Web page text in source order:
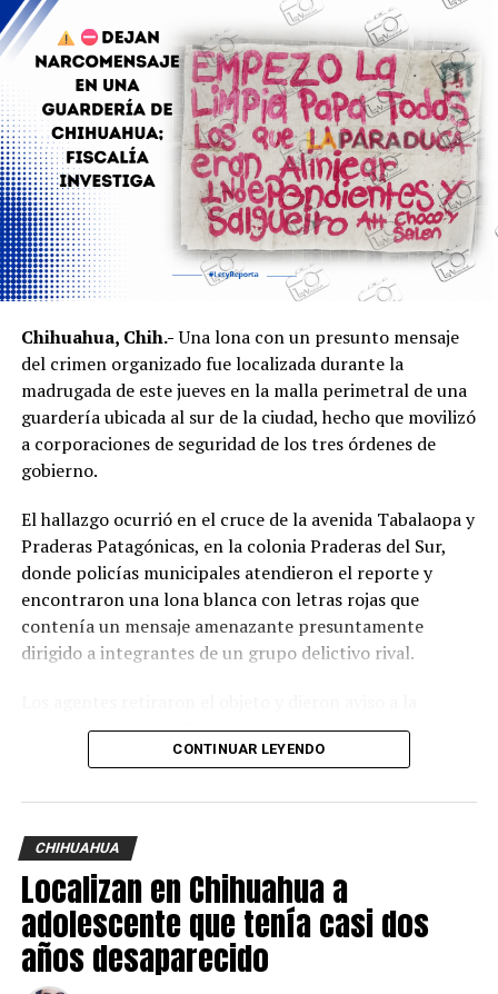
Loera y anuncie quién asumirá la titularidad de la
Secretaría de Desarrollo Humano y Bien Común.
Chihuahua, Chih.-Una lona con un presunto mensaje
del crimen organizado fue localizada durante la
madrugada de este jueves en la malla perimetral de una
guardería ubicada al sur de la ciudad, hecho que movilizó
a corporaciones de seguridad de los tres órdenes de
gobierno.
El hallazgo ocurrió en el cruce de la avenida Tabalaopa y
Praderas Patagónicas, en la colonia Praderas del Sur,
donde policías municipales atendieron el reporte y
encontraron una lona blanca con letras rojas que
contenía un mensaje amenazante presuntamente
dirigido a integrantes de un grupo delictivo rival.
Fiscalía General del Estado, cuyos peritos acudieron
para procesar la evidencia e iniciar la carpeta de
Durante las diligencias, las autoridades confirmaron que
en el perímetro de la guardería existen cámaras de
videovigilancia, por lo que las grabaciones serán
revisadas para tratar de identificar a la persona o
personas que colocaron el mensaje durante la
madrugada.
CONTINUAR LEYENDO
CHIHUAHUA
Localizan en Chihuahua a
adolescente que tenía casi dos
años desaparecido